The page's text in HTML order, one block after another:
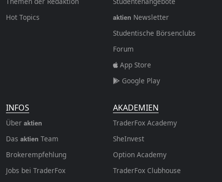
Hot Topics
aktien Newsletter
Studentische Börsenclubs
Forum
App Store
Google Play
INFOS
Über aktien
Das aktien Team
Brokerempfehlung
Jobs bei TraderFox
AKADEMIEN
TraderFox Academy
SheInvest
Option Academy
TraderFox Clubhouse